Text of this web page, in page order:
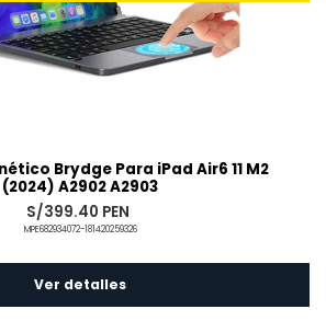
Brydge Para iPad Air6 11 M2
(2024) A2902 A2903
S/399.40 PEN
MPE682934072-181420259326
Ver detalles